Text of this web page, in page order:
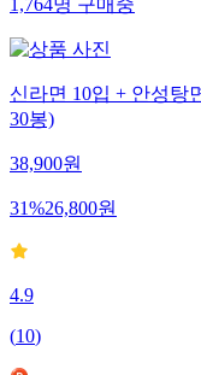
1,764명구매중
신라면 10입 + 안성탕
30봉)
38,900원
31%26,800원
4.9
(10)